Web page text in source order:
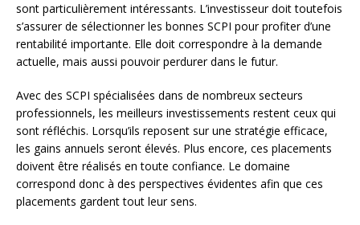
sont particulièrement intéressants. L’investisseur doit toutefois
s’assurer de sélectionner les bonnes SCPI pour profiter d’une
rentabilité importante. Elle doit correspondre à la demande
actuelle, mais aussi pouvoir perdurer dans le futur.
Avec des SCPI spécialisées dans de nombreux secteurs
professionnels, les meilleurs investissements restent ceux qui
sont réfléchis. Lorsqu’ils reposent sur une stratégie efficace,
les gains annuels seront élevés. Plus encore, ces placements
doivent être réalisés en toute confiance. Le domaine
correspond donc à des perspectives évidentes afin que ces
placements gardent tout leur sens.